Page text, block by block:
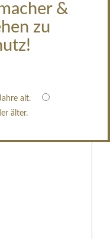
&
zu
alt.
älter.